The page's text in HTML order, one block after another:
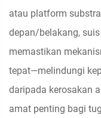
atau platform
depan/belakang,
memastikan
tepat—melindungi
daripada kerosakan
amat penting bagi